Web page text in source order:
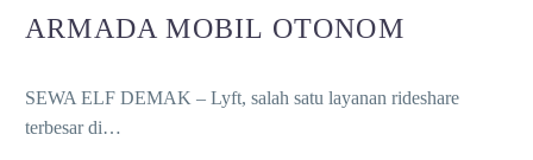
ARMADA MOBIL OTONOM
SEWA ELF DEMAK – Lyft, salah satu layanan rideshare
terbesar di…